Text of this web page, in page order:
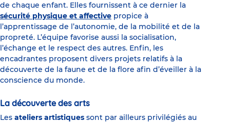
de chaque enfant. Elles fournissent à ce dernier la
sécurité physique et affective propice à
l’apprentissage de l’autonomie, de la mobilité et de la
propreté. L’équipe favorise aussi la socialisation,
l’échange et le respect des autres. Enfin, les
encadrantes proposent divers projets relatifs à la
découverte de la faune et de la flore afin d’éveiller à la
conscience du monde.
La découverte des arts
Les ateliers artistiques sont par ailleurs privilégiés au